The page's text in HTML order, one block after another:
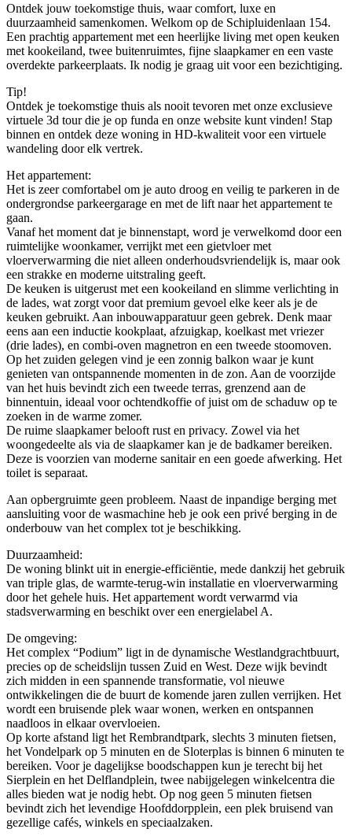
Ontdek jouw toekomstige thuis, waar comfort, luxe en
duurzaamheid samenkomen. Welkom op de Schipluidenlaan 154.
Een prachtig appartement met een heerlijke living met open keuken
met kookeiland, twee buitenruimtes, fijne slaapkamer en een vaste
overdekte parkeerplaats. Ik nodig je graag uit voor een bezichtiging.
Tip!
Ontdek je toekomstige thuis als nooit tevoren met onze exclusieve
virtuele 3d tour die je op funda en onze website kunt vinden! Stap
binnen en ontdek deze woning in HD-kwaliteit voor een virtuele
wandeling door elk vertrek.
Het appartement:
Het is zeer comfortabel om je auto droog en veilig te parkeren in de
ondergrondse parkeergarage en met de lift naar het appartement te
gaan.
Vanaf het moment dat je binnenstapt, word je verwelkomd door een
ruimtelijke woonkamer, verrijkt met een gietvloer met
vloerverwarming die niet alleen onderhoudsvriendelijk is, maar ook
een strakke en moderne uitstraling geeft.
De keuken is uitgerust met een kookeiland en slimme verlichting in
de lades, wat zorgt voor dat premium gevoel elke keer als je de
keuken gebruikt. Aan inbouwapparatuur geen gebrek. Denk maar
eens aan een inductie kookplaat, afzuigkap, koelkast met vriezer
(drie lades), en combi-oven magnetron en een tweede stoomoven.
Op het zuiden gelegen vind je een zonnig balkon waar je kunt
genieten van ontspannende momenten in de zon. Aan de voorzijde
van het huis bevindt zich een tweede terras, grenzend aan de
binnentuin, ideaal voor ochtendkoffie of juist om de schaduw op te
zoeken in de warme zomer.
De ruime slaapkamer belooft rust en privacy. Zowel via het
woongedeelte als via de slaapkamer kan je de badkamer bereiken.
Deze is voorzien van moderne sanitair en een goede afwerking. Het
toilet is separaat.
Aan opbergruimte geen probleem. Naast de inpandige berging met
aansluiting voor de wasmachine heb je ook een privé berging in de
onderbouw van het complex tot je beschikking.
Duurzaamheid:
De woning blinkt uit in energie-efficiëntie, mede dankzij het gebruik
van triple glas, de warmte-terug-win installatie en vloerverwarming
door het gehele huis. Het appartement wordt verwarmd via
stadsverwarming en beschikt over een energielabel A.
De omgeving:
Het complex “Podium” ligt in de dynamische Westlandgrachtbuurt,
precies op de scheidslijn tussen Zuid en West. Deze wijk bevindt
zich midden in een spannende transformatie, vol nieuwe
ontwikkelingen die de buurt de komende jaren zullen verrijken. Het
wordt een bruisende plek waar wonen, werken en ontspannen
naadloos in elkaar overvloeien.
Op korte afstand ligt het Rembrandtpark, slechts 3 minuten fietsen,
het Vondelpark op 5 minuten en de Sloterplas is binnen 6 minuten te
bereiken. Voor je dagelijkse boodschappen kun je terecht bij het
Sierplein en het Delflandplein, twee nabijgelegen winkelcentra die
alles bieden wat je nodig hebt. Op nog geen 5 minuten fietsen
bevindt zich het levendige Hoofddorpplein, een plek bruisend van
gezellige cafés, winkels en speciaalzaken.